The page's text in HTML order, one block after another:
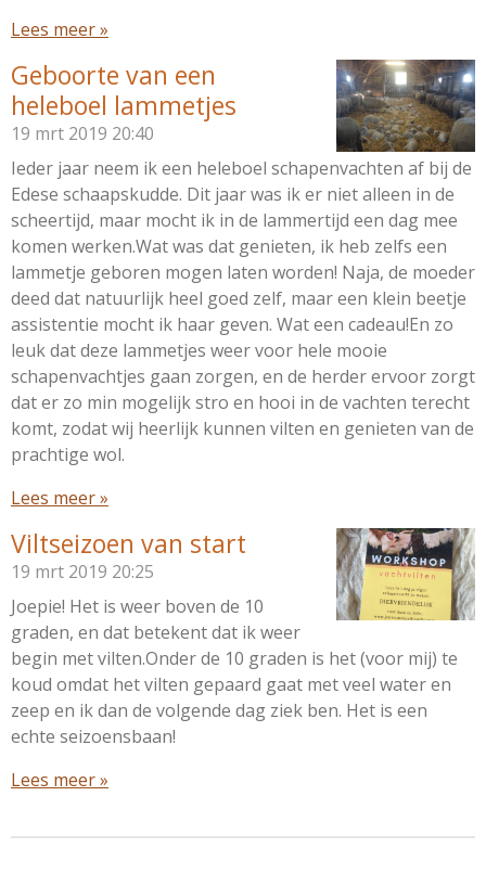
Lees meer »
Geboorte van een
heleboel lammetjes
19 mrt 2019 20:40
Ieder jaar neem ik een heleboel schapenvachten af bij de
Edese schaapskudde. Dit jaar was ik er niet alleen in de
scheertijd, maar mocht ik in de lammertijd een dag mee
komen werken.Wat was dat genieten, ik heb zelfs een
lammetje geboren mogen laten worden! Naja, de moeder
deed dat natuurlijk heel goed zelf, maar een klein beetje
assistentie mocht ik haar geven. Wat een cadeau!En zo
leuk dat deze lammetjes weer voor hele mooie
schapenvachtjes gaan zorgen, en de herder ervoor zorgt
dat er zo min mogelijk stro en hooi in de vachten terecht
komt, zodat wij heerlijk kunnen vilten en genieten van de
prachtige wol.
Lees meer »
Viltseizoen van start
19 mrt 2019 20:25
Joepie! Het is weer boven de 10
graden, en dat betekent dat ik weer
begin met vilten.Onder de 10 graden is het (voor mij) te
koud omdat het vilten gepaard gaat met veel water en
zeep en ik dan de volgende dag ziek ben. Het is een
echte seizoensbaan!
Lees meer »